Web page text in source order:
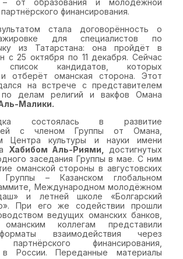
финансирования.
стала договорённость о
для специалистов по
из Татарстана: она пройдёт в
с 25 октября по 11 декабря. Сейчас
список кандидатов, которых
отберёт оманская сторона. Этот
на встрече с представителем
по делам религий и вакфов Омана
Малики.
состоялась в развитие
с членом Группы от Омана,
Центра культуры и науки имени
Хабибом Аль-Риями, достигнутых
заседания Группы в мае. С ним
оманской стороны в августовских
Группы – Казанском глобальном
Международном молодёжном
и летней школе «Болгарский
При его же содействии прошли
ведущих оманских банков,
коллегам представили
взаимодействия через
финансирования,
России. Переданные материалы